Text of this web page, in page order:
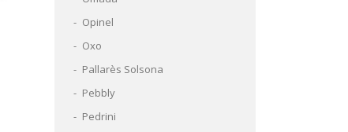
Opinel
Oxo
Pallarès Solsona
Pebbly
Pedrini